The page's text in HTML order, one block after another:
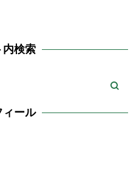
内検索
ィール